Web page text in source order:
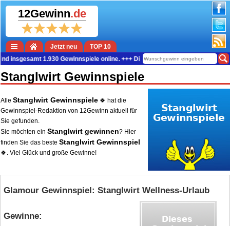
12Gewinn.de
Jetzt neu
TOP 10
1.930 Gewinnspiele online. +++ Die aktuelle Gewinn-Summe
Stanglwirt Gewinnspiele
Alle Stanglwirt Gewinnspiele 🍀 hat die
Gewinnspiel-Redaktion von 12Gewinn aktuell für
Sie gefunden.
Sie möchten ein Stanglwirt gewinnen? Hier
finden Sie das beste Stanglwirt Gewinnspiel
🍀. Viel Glück und große Gewinne!
Glamour Gewinnspiel: Stanglwirt Wellness-Urlaub
Gewinne: